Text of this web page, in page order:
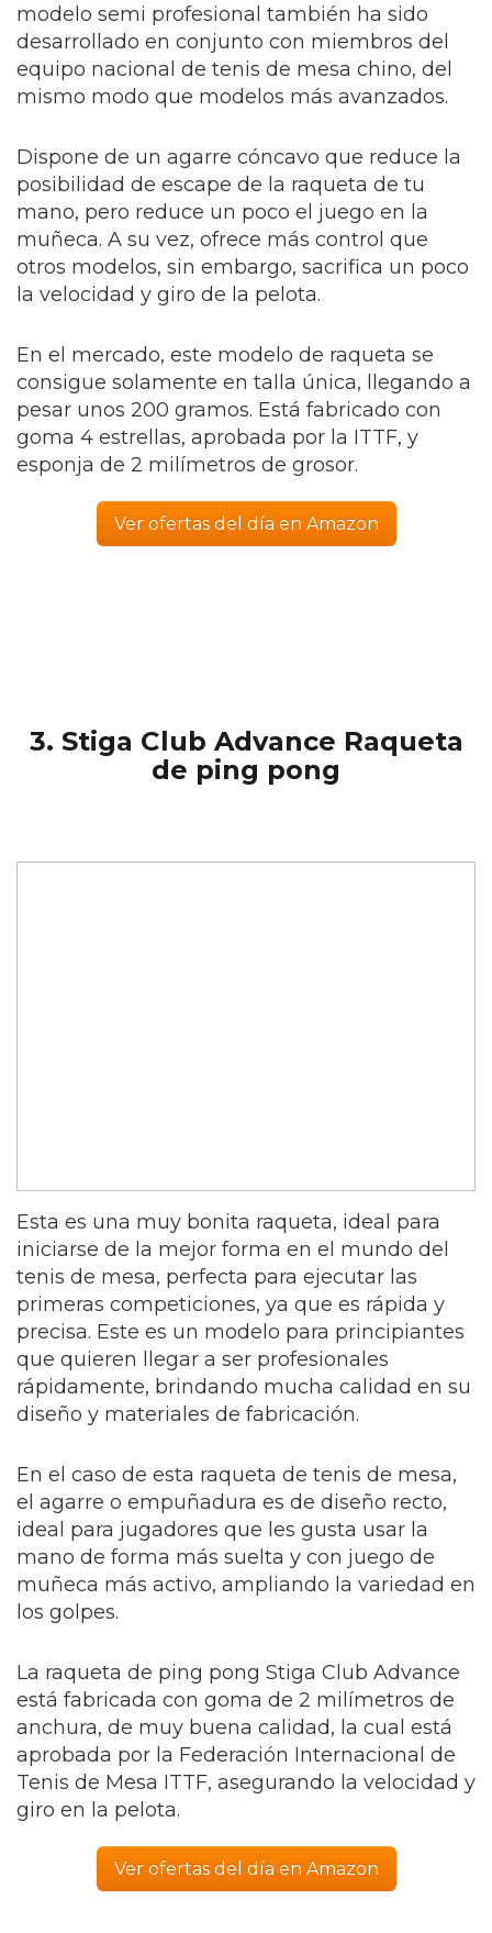
modelo semi profesional también ha sido
desarrollado en conjunto con miembros del
equipo nacional de tenis de mesa chino, del
mismo modo que modelos más avanzados.
Dispone de un agarre cóncavo que reduce la
posibilidad de escape de la raqueta de tu
mano, pero reduce un poco el juego en la
muñeca. A su vez, ofrece más control que
otros modelos, sin embargo, sacrifica un poco
la velocidad y giro de la pelota.
En el mercado, este modelo de raqueta se
consigue solamente en talla única, llegando a
pesar unos 200 gramos. Está fabricado con
goma 4 estrellas, aprobada por la ITTF, y
esponja de 2 milímetros de grosor.
Ver ofertas del día en Amazon
3. Stiga Club Advance Raqueta
de ping pong
Esta es una muy bonita raqueta, ideal para
iniciarse de la mejor forma en el mundo del
tenis de mesa, perfecta para ejecutar las
primeras competiciones, ya que es rápida y
precisa. Este es un modelo para principiantes
que quieren llegar a ser profesionales
rápidamente, brindando mucha calidad en su
diseño y materiales de fabricación.
En el caso de esta raqueta de tenis de mesa,
el agarre o empuñadura es de diseño recto,
ideal para jugadores que les gusta usar la
mano de forma más suelta y con juego de
muñeca más activo, ampliando la variedad en
los golpes.
La raqueta de ping pong Stiga Club Advance
está fabricada con goma de 2 milímetros de
anchura, de muy buena calidad, la cual está
aprobada por la Federación Internacional de
Tenis de Mesa ITTF, asegurando la velocidad y
giro en la pelota.
Ver ofertas del día en Amazon